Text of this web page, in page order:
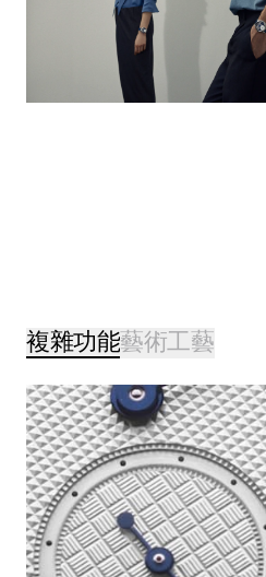
複雜功能藝術工藝